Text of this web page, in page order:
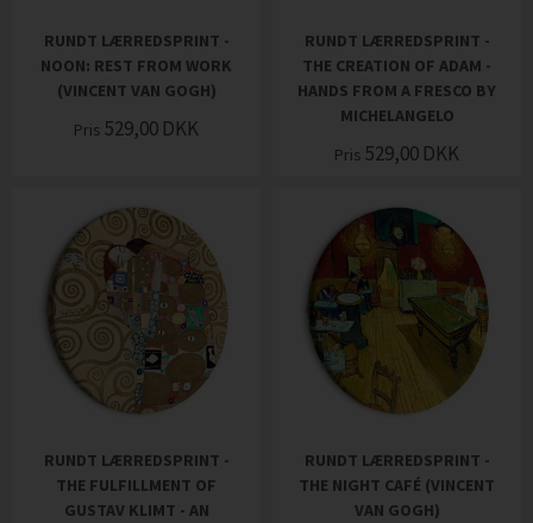
RUNDT LÆRREDSPRINT -
NOON: REST FROM WORK
(VINCENT VAN GOGH)
Pris 529,00 DKK
RUNDT LÆRREDSPRINT -
THE CREATION OF ADAM -
HANDS FROM A FRESCO BY
MICHELANGELO
Pris 529,00 DKK
RUNDT LÆRREDSPRINT -
THE FULFILLMENT OF
GUSTAV KLIMT - AN
RUNDT LÆRREDSPRINT -
THE NIGHT CAFÉ (VINCENT
VAN GOGH)